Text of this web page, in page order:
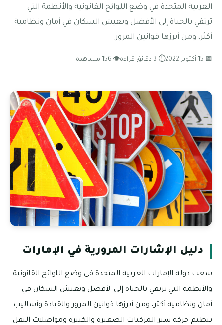
العربية المتحدة في وضع اللوائح القانونية والأنظمة التي
ترتقي بالحياة إلى الأفضل ويعيش السكان في أمان ونظامية
أكثر، ومن أبرزها قوانين المرور
📅 15 أكتوبر 2022 ⏱ 3 دقائق قراءة 👁 156 مشاهدة
دليل الإشارات المرورية في الإمارات
سعت دولة الإمارات العربية المتحدة في وضع اللوائح القانونية
والأنظمة التي ترتقي بالحياة إلى الأفضل ويعيش السكان في
أمان ونظامية أكثر، ومن أبرزها قوانين المرور والقيادة وأساليب
تنظيم حركة سير المركبات الصغيرة والكبيرة ومواصلات النقل